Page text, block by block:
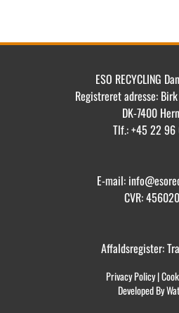
ESO RECYCLING
Registreret adresse:
DK-7400
Tlf.: +45 22 96
E-mail:
CVR:
Affaldsregister:
Privacy Policy|
Developed By